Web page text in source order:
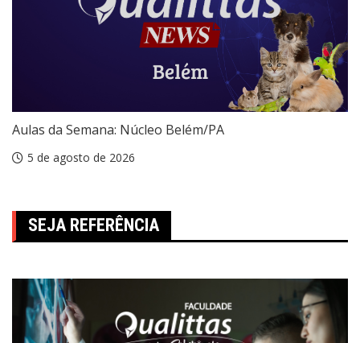
Aulas da Semana: Núcleo Belém/PA
5 de agosto de 2026
SEJA REFERÊNCIA